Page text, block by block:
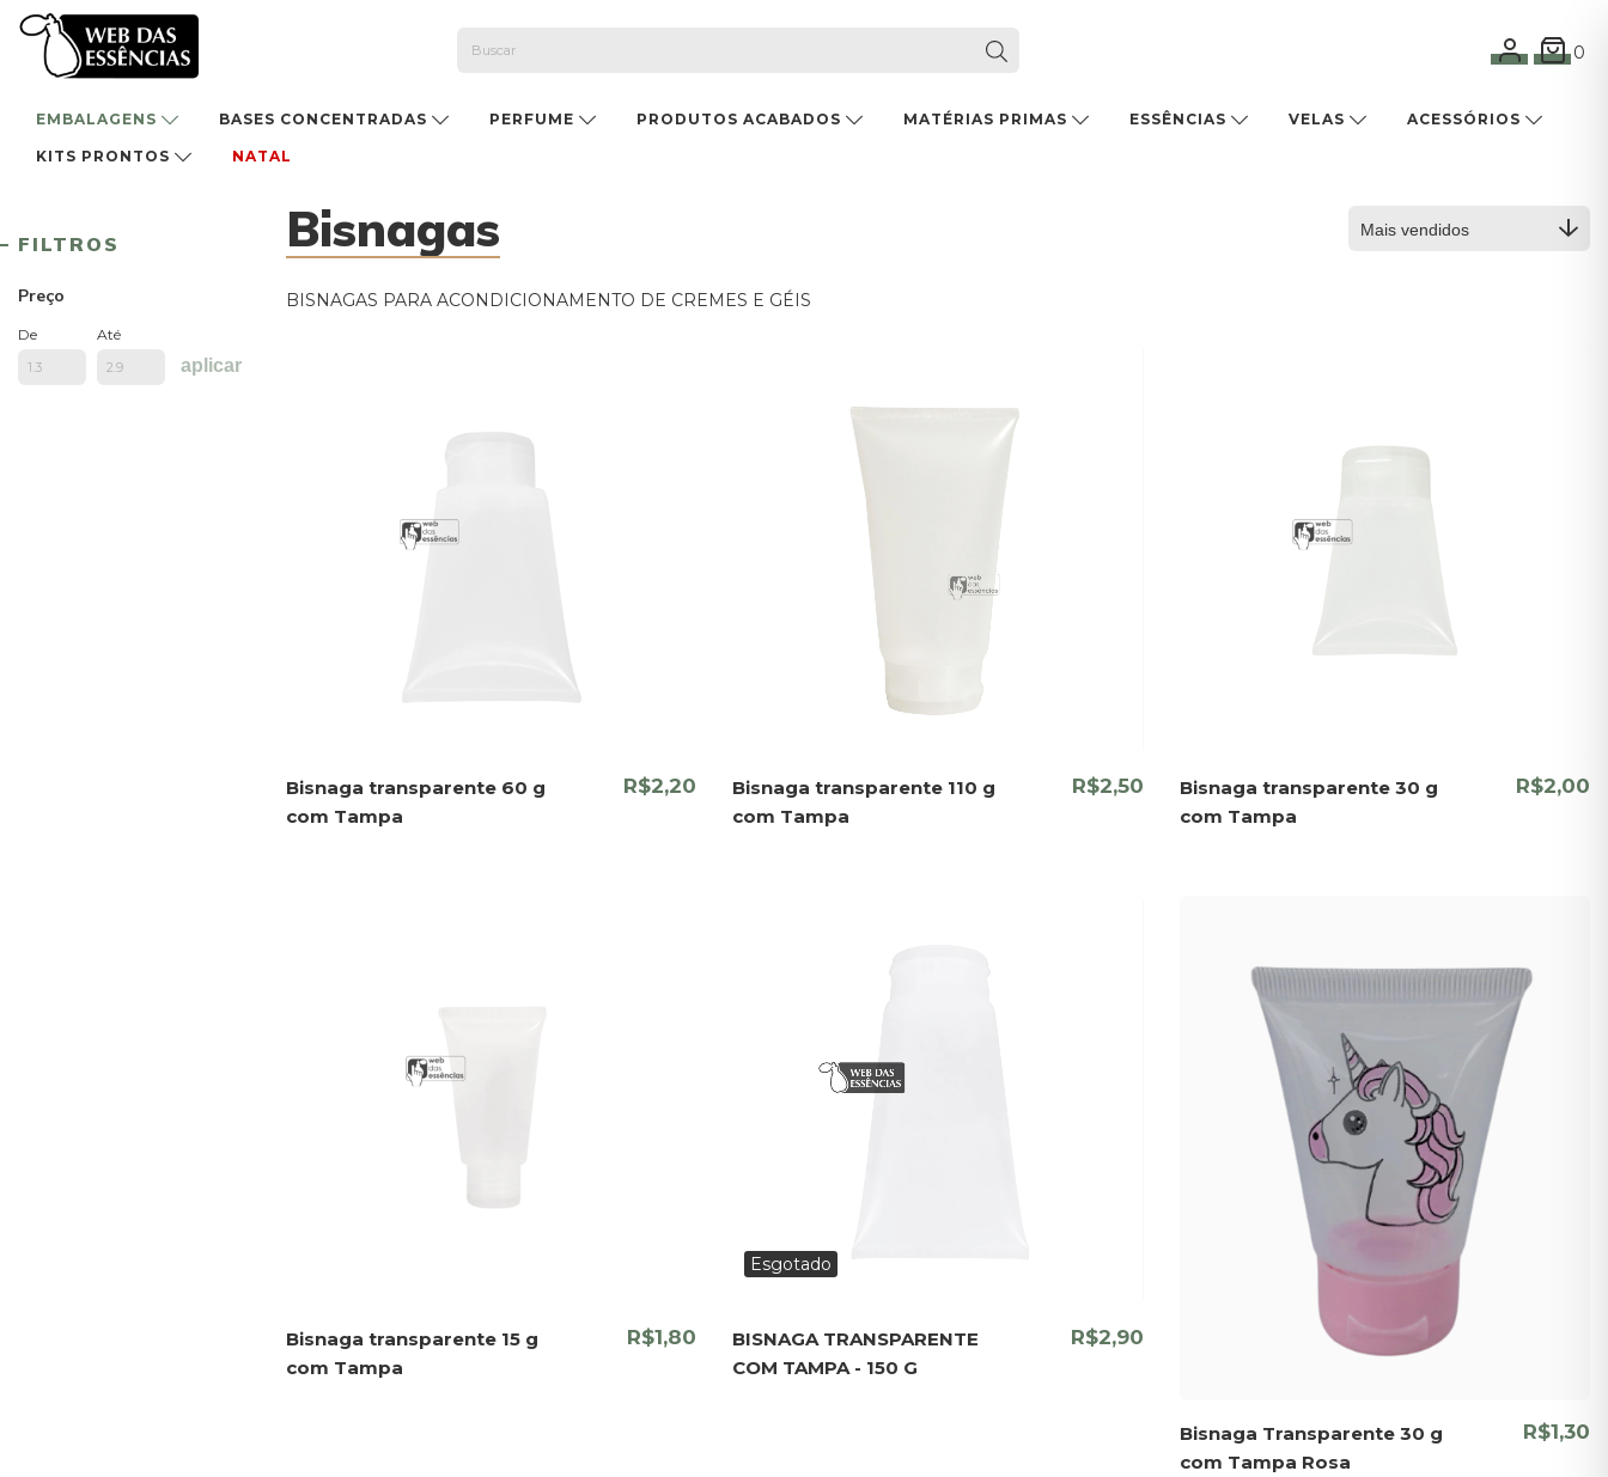
0
EMBALAGENS BASES CONCENTRADAS PERFUME PRODUTOS ACABADOS MATÉRIAS PRIMAS ESSÊNCIAS VELAS ACESSÓRIOS
KITS PRONTOS NATAL
FILTROS
Preço
De Até
aplicar
Bisnagas
BISNAGAS PARA ACONDICIONAMENTO DE CREMES E GÉIS
Bisnaga transparente 60 g
com Tampa
R$2,20
Bisnaga transparente 110 g
com Tampa
R$2,50
Bisnaga transparente 30 g
com Tampa
R$2,00
Bisnaga transparente 15 g
com Tampa
R$1,80
Esgotado
BISNAGA TRANSPARENTE
COM TAMPA - 150 G
R$2,90
Bisnaga Transparente 30 g
com Tampa Rosa
R$1,30